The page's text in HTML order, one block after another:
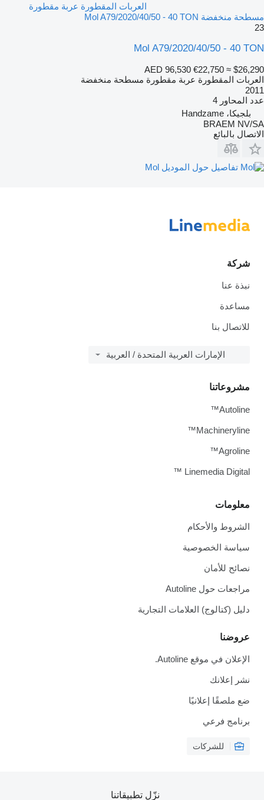
العربات المقطورة عربة مقطورة
مسطحة منخفضة Mol A79/2020/40/50 - 40 TON
23
Mol A79/2020/40/50 - 40 TON
AED 96,530 €22,750 ≈ $26,290
العربات المقطورة عربة مقطورة مسطحة منخفضة
2011
عدد المحاور 4
بلجيكا، Handzame
BRAEM NV/SA
الاتصال بالبائع
تفاصيل حول الموديل Mol
شركة
نبذة عنا
مساعدة
للاتصال بنا
الإمارات العربية المتحدة / العربية
معلومات
الشروط والأحكام
سياسة الخصوصية
نصائح للأمان
مراجعات حول Autoline
دليل (كتالوج) العلامات التجارية
عروضنا
الإعلان في موقع Autoline.
نشر إعلانك
ضع ملصقًا إعلانيًا
برنامج فرعي
للشركات
مشروعاتنا
Autoline™
Machineryline™
Agroline™
Linemedia Digital ™
نزّل تطبيقاتنا